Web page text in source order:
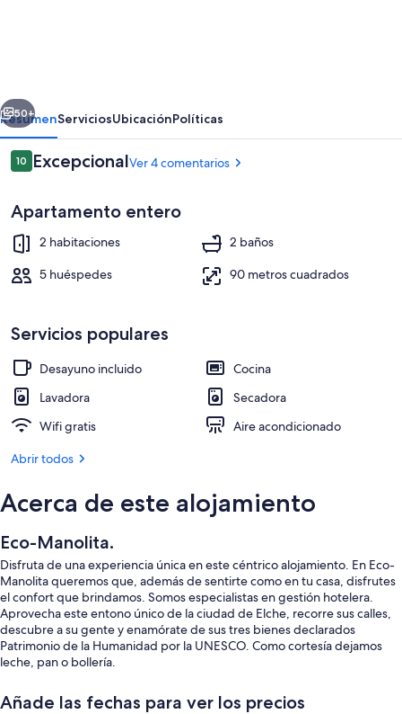
Siguiente
50+
ResumenServiciosUbicaciónPolíticas
Comentarios
1010 de 10
ExcepcionalVer 4 comentarios
Apartamento entero
2 habitaciones
2 baños
5 huéspedes
90 metros cuadrados
Servicios populares
Desayuno incluido
Cocina
Lavadora
Secadora
Wifi gratis
Aire acondicionado
Abrir todos
Acerca de este alojamiento
Eco-Manolita.
Disfruta de una experiencia única en este céntrico alojamiento. En Eco-
Manolita queremos que, además de sentirte como en tu casa, disfrutes
el confort que brindamos. Somos especialistas en gestión hotelera.
Aprovecha este entono único de la ciudad de Elche, recorre sus calles,
descubre a su gente y enamórate de sus tres bienes declarados
Patrimonio de la Humanidad por la UNESCO. Como cortesía dejamos
leche, pan o bollería.
Añade las fechas para ver los precios